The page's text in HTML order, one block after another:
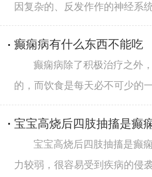
因复杂的、反发作作的神经系
癫痫病有什么东西不能吃
癫痫病除了积极治疗之外
的，而饮食是每天必不可少的
宝宝高烧后四肢抽搐是癫
宝宝高烧后四肢抽搐是癫
力较弱，很容易受到疾病的侵